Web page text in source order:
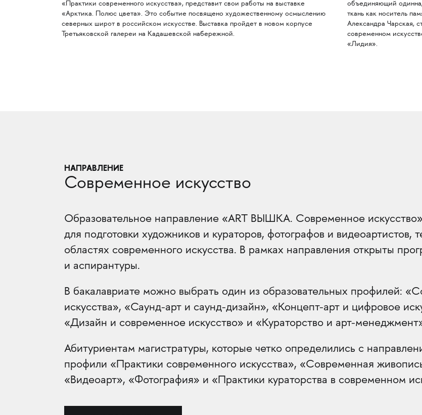
«Практики современного искусства», представит свои работы на выставке
«Арктика. Полюс цвета». Это событие посвящено художественному осмыслению
северных широт в российском искусстве. Выставка пройдет в новом корпусе
Третьяковской галереи на Кадашевской набережной.
объединяющий
ткань как носитель
Александра Чарская,
современном
«Лидия».
НАПРАВЛЕНИЕ
Современное искусство
Образовательное направление «ART ВЫШКА. Современное
для подготовки художников и кураторов, фотографов и видеоартистов,
областях современного искусства. В рамках направления открыты
и аспирантуры.
В бакалавриате можно выбрать один из образовательных профилей:
искусства», «Саунд-арт и саунд-дизайн», «Концепт-арт и цифровое
«Дизайн и современное искусство» и «Кураторство и арт-
Абитуриентам магистратуры, которые четко определились с
профили «Практики современного искусства», «Современная
«Видеоарт», «Фотография» и «Практики кураторства в современном